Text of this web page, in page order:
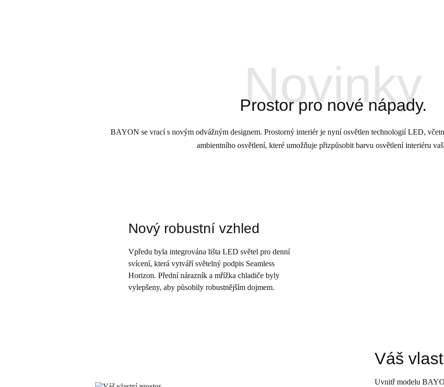
Novinky
Prostor pro nové nápady.
BAYON se vrací s novým odvážným designem. Prostorný interiér je nyní osvětlen technologií LED,
ambientního osvětlení, které umožňuje přizpůsobit barvu osvětlení interiéru
Nový robustní vzhled
Vpředu byla integrována lišta LED světel pro denní
svícení, která vytváří světelný podpis Seamless
Horizon. Přední nárazník a mřížka chladiče byly
vylepšeny, aby působily robustnějším dojmem.
Váš
Uvnitř modelu